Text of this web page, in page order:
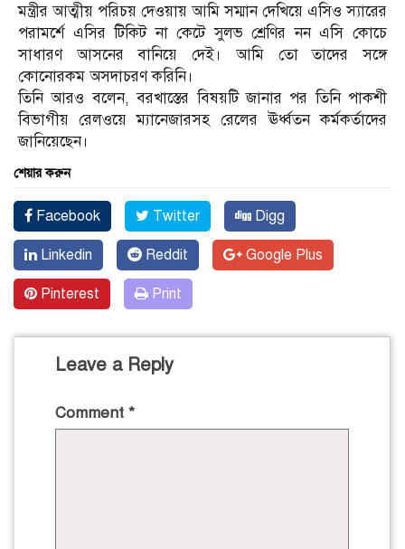
মন্ত্রীর আত্মীয় পরিচয় দেওয়ায় আমি সম্মান দেখিয়ে এসিও স্যারের
পরামর্শে এসির টিকিট না কেটে সুলভ শ্রেণির নন এসি কোচে
সাধারণ আসনের বানিয়ে দেই। আমি তো তাদের সঙ্গে
কোনোরকম অসদাচরণ করিনি।
তিনি আরও বলেন, বরখাস্তের বিষয়টি জানার পর তিনি পাকশী
বিভাগীয় রেলওয়ে ম্যানেজারসহ রেলের ঊর্ধ্বতন কর্মকর্তাদের
জানিয়েছেন।
শেয়ার করুন
Facebook Twitter Digg
Linkedin Reddit Google Plus
Pinterest Print
Leave a Reply
Comment *